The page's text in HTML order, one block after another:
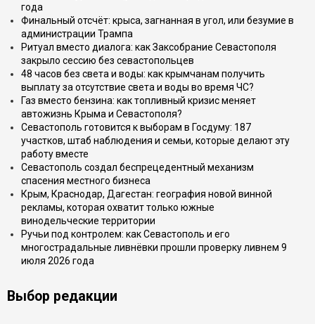
года
Финальный отсчёт: крыса, загнанная в угол, или безумие в
администрации Трампа
Ритуал вместо диалога: как Заксобрание Севастополя
закрыло сессию без севастопольцев
48 часов без света и воды: как крымчанам получить
выплату за отсутствие света и воды во время ЧС?
Газ вместо бензина: как топливный кризис меняет
автожизнь Крыма и Севастополя?
Севастополь готовится к выборам в Госдуму: 187
участков, штаб наблюдения и семьи, которые делают эту
работу вместе
Севастополь создал беспрецедентный механизм
спасения местного бизнеса
Крым, Краснодар, Дагестан: география новой винной
рекламы, которая охватит только южные
винодельческие территории
Ручьи под контролем: как Севастополь и его
многострадальные ливнёвки прошли проверку ливнем 9
июля 2026 года
Выбор редакции